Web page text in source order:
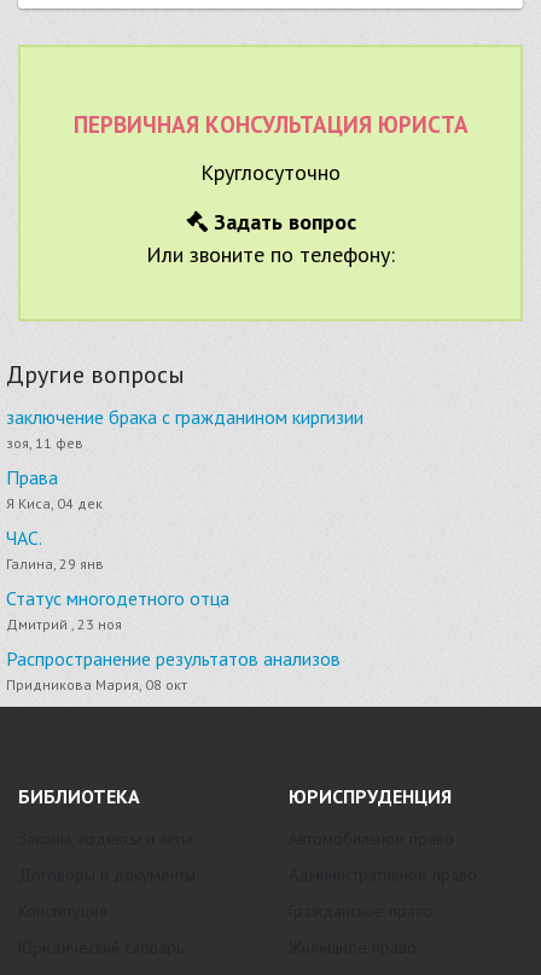
ПЕРВИЧНАЯ КОНСУЛЬТАЦИЯ ЮРИСТА
Круглосуточно
Задать вопрос
Или звоните по телефону:
Другие вопросы
заключение брака с гражданином киргизии
зоя, 11 фев
Права
Я Киса, 04 дек
ЧАС.
Галина, 29 янв
Статус многодетного отца
Дмитрий , 23 ноя
Распространение результатов анализов
Придникова Мария, 08 окт
БИБЛИОТЕКА ЮРИСПРУДЕНЦИЯ